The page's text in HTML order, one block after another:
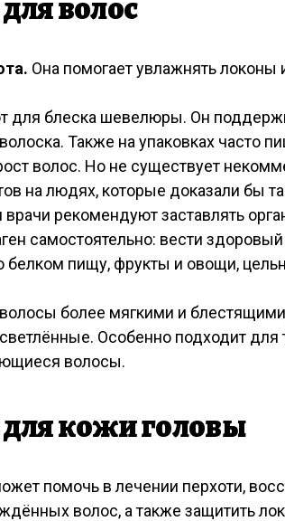
Она помогает увлажнять локоны
для блеска шевелюры. Он
Также на упаковках часто
волос. Но не существует
на людях, которые доказали бы
рекомендуют заставлять
самостоятельно: вести
белком пищу, фрукты и овощи,
более мягкими и
Особенно подходит для
волосы.
кожи головы
помочь в лечении перхоти,
волос, а также защитить